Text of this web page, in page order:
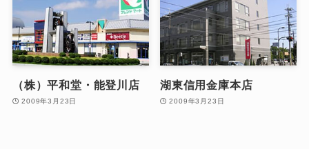
（株）平和堂・能登川店
2009年3月23日
湖東信用金庫本店
2009年3月23日